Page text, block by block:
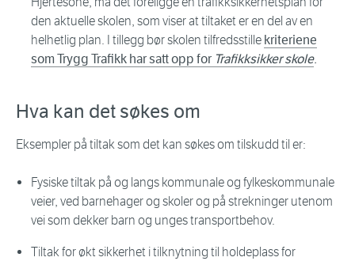
den aktuelle skolen, som viser at tiltaket er en del av en
helhetlig plan. I tillegg bør skolen tilfredsstille kriteriene
som Trygg Trafikk har satt opp for Trafikksikker skole.
Hva kan det søkes om
Eksempler på tiltak som det kan søkes om tilskudd til er:
Fysiske tiltak på og langs kommunale og fylkeskommunale
veier, ved barnehager og skoler og på strekninger utenom
vei som dekker barn og unges transportbehov.
Tiltak for økt sikkerhet i tilknytning til holdeplass for